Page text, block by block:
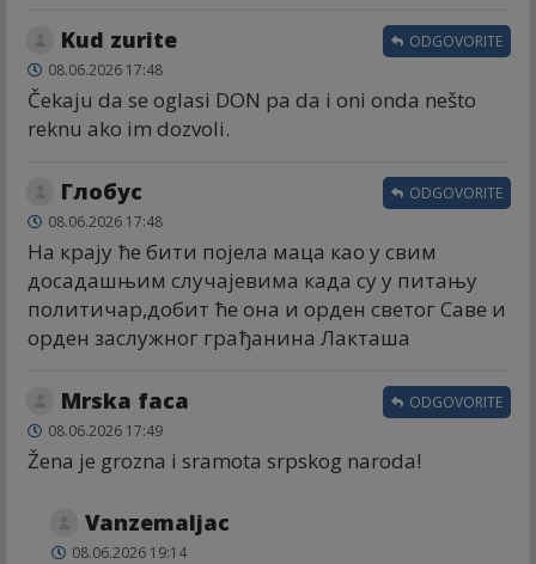
Kud zurite
08.06.2026 17:48
Čekaju da se oglasi DON pa da i oni onda nešto
reknu ako im dozvoli.
ODGOVORITE
Глобус
08.06.2026 17:48
На крају ће бити појела маца као у свим
досадашњим случајевима када су у питању
политичар,добит ће она и орден светог Саве и
орден заслужног грађанина Лакташа
ODGOVORITE
Mrska faca
08.06.2026 17:49
Žena je grozna i sramota srpskog naroda!
ODGOVORITE
Vanzemaljac
08.06.2026 19:14